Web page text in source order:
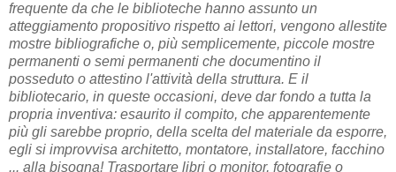
frequente da che le biblioteche hanno assunto un
atteggiamento propositivo rispetto ai lettori, vengono allestite
mostre bibliografiche o, più semplicemente, piccole mostre
permanenti o semi permanenti che documentino il
posseduto o attestino l'attività della struttura. E il
bibliotecario, in queste occasioni, deve dar fondo a tutta la
propria inventiva: esaurito il compito, che apparentemente
più gli sarebbe proprio, della scelta del materiale da esporre,
egli si improvvisa architetto, montatore, installatore, facchino
... alla bisogna! Trasportare libri o monitor, fotografie o